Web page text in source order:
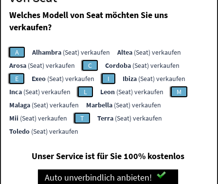
Welches Modell von Seat möchten Sie uns
verkaufen?
A Alhambra (Seat) verkaufen Altea (Seat) verkaufen
Arosa (Seat) verkaufen C Cordoba (Seat) verkaufen
E
Exeo (Seat) verkaufen I Ibiza (Seat) verkaufen
Inca (Seat) verkaufen L Leon (Seat) verkaufen
M
Malaga (Seat) verkaufen Marbella (Seat) verkaufen
Mii (Seat) verkaufen T Terra (Seat) verkaufen
Toledo (Seat) verkaufen
Unser Service ist für Sie 100% kostenlos
Auto unverbindlich anbieten!